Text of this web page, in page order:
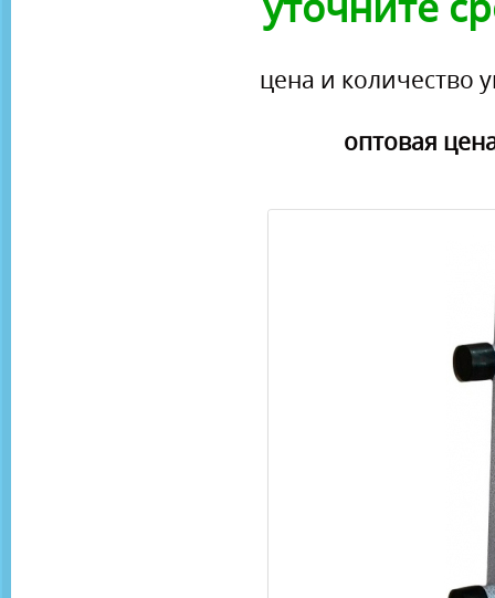
цена и количество
оптовая